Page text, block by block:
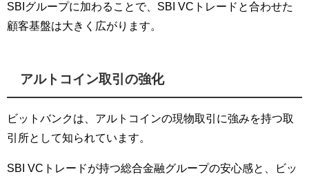
SBIグループに加わることで、SBI VCトレードと合わせた
顧客基盤は大きく広がります。
アルトコイン取引の強化
ビットバンクは、アルトコインの現物取引に強みを持つ取
引所として知られています。
SBI VCトレードが持つ総合金融グループの安心感と、ビッ